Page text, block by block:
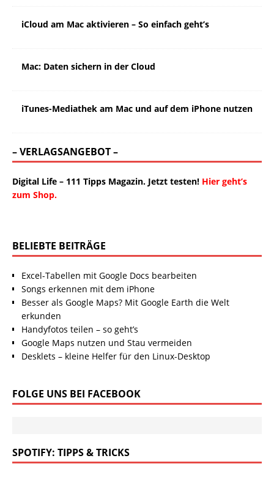
iCloud am Mac aktivieren – So einfach geht’s
Mac: Daten sichern in der Cloud
iTunes-Mediathek am Mac und auf dem iPhone nutzen
– VERLAGSANGEBOT –
Digital Life – 111 Tipps Magazin. Jetzt testen! Hier geht’s
zum Shop.
BELIEBTE BEITRÄGE
Excel-Tabellen mit Google Docs bearbeiten
Songs erkennen mit dem iPhone
Besser als Google Maps? Mit Google Earth die Welt
erkunden
Handyfotos teilen – so geht’s
Google Maps nutzen und Stau vermeiden
Desklets – kleine Helfer für den Linux-Desktop
FOLGE UNS BEI FACEBOOK
SPOTIFY: TIPPS & TRICKS